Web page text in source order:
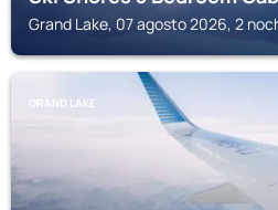
Grand Lake, 07 agosto 2026, 2
GRAND LAKE